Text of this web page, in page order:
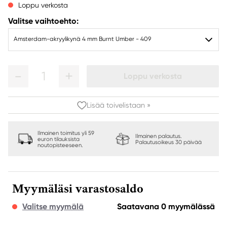
Loppu verkosta
Valitse vaihtoehto:
Amsterdam-akryylikynä 4 mm Burnt Umber - 409
1 Loppu verkosta
Lisää toivelistaan »
Ilmainen toimitus yli 59
euron tilauksista
noutopisteeseen.
Ilmainen palautus.
Palautusoikeus 30 päivää
Myymäläsi varastosaldo
Valitse myymälä Saatavana 0 myymälässä